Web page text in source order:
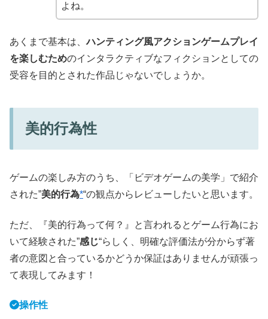
よね。
あくまで基本は、ハンティング風アクションゲームプレイ
を楽しむためのインタラクティブなフィクションとしての
受容を目的とされた作品じゃないでしょうか。
美的行為性
ゲームの楽しみ方のうち、「ビデオゲームの美学」で紹介
された”美的行為*“の観点からレビューしたいと思います。
ただ、『美的行為って何？』と言われるとゲーム行為にお
いて経験された”感じ“らしく、明確な評価法が分からず著
者の意図と合っているかどうか保証はありませんが頑張っ
て表現してみます！
操作性